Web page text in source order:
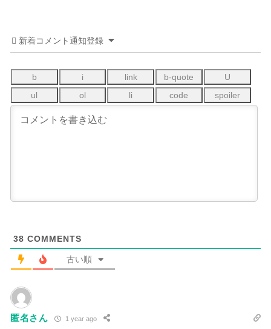
新着コメント通知登録
38 COMMENTS
古い順
匿名さん 1 year ago